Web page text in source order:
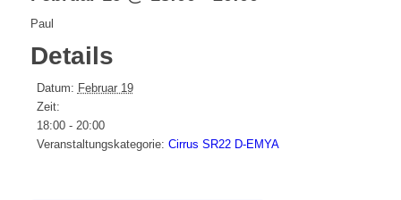
Paul
Details
Datum: Februar 19
Zeit:
18:00 - 20:00
Veranstaltungskategorie: Cirrus SR22 D-EMYA